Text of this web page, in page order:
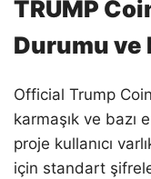
TRUMP
Durumu ve
Official Trump
karmaşık ve bazı
proje kullanıcı
için standart